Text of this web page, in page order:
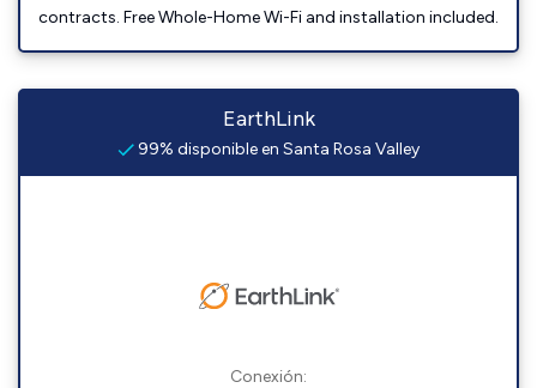
contracts. Free Whole-Home Wi-Fi and installation included.
EarthLink
99% disponible en Santa Rosa Valley
Conexión: